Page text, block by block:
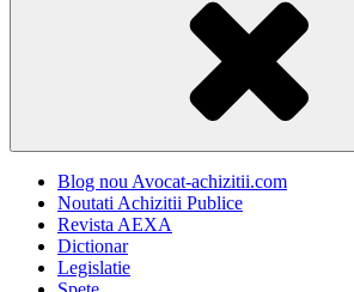
Blog nou Avocat-achizitii.com
Noutati Achizitii Publice
Revista AEXA
Dictionar
Legislatie